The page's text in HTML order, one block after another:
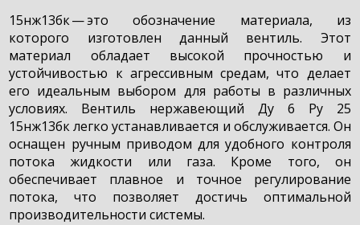
15нж13бк — это обозначение материала, из
которого изготовлен данный вентиль. Этот
материал обладает высокой прочностью и
устойчивостью к агрессивным средам, что делает
его идеальным выбором для работы в различных
условиях. Вентиль нержавеющий Ду 6 Ру 25
15нж13бк легко устанавливается и обслуживается. Он
оснащен ручным приводом для удобного контроля
потока жидкости или газа. Кроме того, он
обеспечивает плавное и точное регулирование
потока, что позволяет достичь оптимальной
производительности системы.